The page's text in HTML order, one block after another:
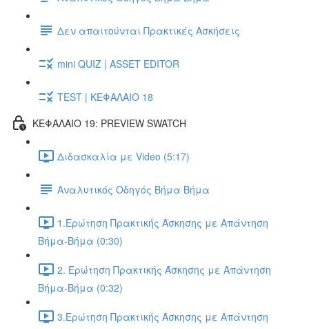
Δεν απαιτούνται Πρακτικές Ασκήσεις
mini QUIZ | ASSET EDITOR
TEST | ΚΕΦΑΛΑΙΟ 18
ΚΕΦΑΛΑΙΟ 19: PREVIEW SWATCH
Διδασκαλία με Video (5:17)
Αναλυτικός Οδηγός Βήμα Βήμα
1.Ερώτηση Πρακτικής Άσκησης με Απάντηση
Βήμα-Βήμα (0:30)
2. Ερώτηση Πρακτικής Άσκησης με Απάντηση
Βήμα-Βήμα (0:32)
3.Ερώτηση Πρακτικής Άσκησης με Απάντηση